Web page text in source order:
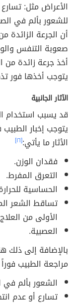
الأعراض مثل:
للشعور بألم في
أن الجرعة الزائدة
صعوبة التنفس
أخذ جرعة زائدة من
يتوجب أخذها فور
الآثار الجانبية
قد يسبب استخدام
يتوجب إخبار
الأثار ما يأتي:[١٦]
فقدان الوزن.
التعرق المفرط.
الحساسية
تساقط الشعر
الأولى من
العصبية.
بالإضافة إلى ذلك
مراجعة الطبيب
الشعور بألم في
تسارع أو عدم